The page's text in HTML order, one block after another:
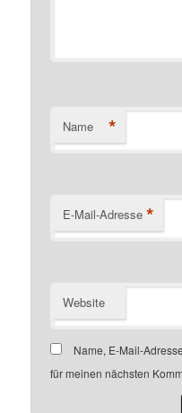
Name *
E-Mail-Adresse *
Website
Name, E-Mail-
für meinen nächsten